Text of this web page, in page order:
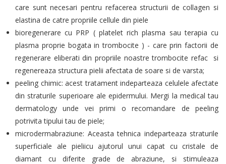
care sunt necesari pentru refacerea structurii de collagen si
elastina de catre propriile cellule din piele
bioregenerare cu PRP ( platelet rich plasma sau terapia cu
plasma proprie bogata in trombocite ) - care prin factorii de
regenerare eliberati din propriile noastre trombocite refac si
regenereaza structura pielii afectata de soare si de varsta;
peeling chimic: acest tratament indeparteaza celulele afectate
din straturile superioare ale epidermului. Mergi la medical tau
dermatology unde vei primi o recomandare de peeling
potrivita tipului tau de piele;
microdermabraziune: Aceasta tehnica indeparteaza straturile
superficiale ale pieliicu ajutorul unui capat cu cristale de
diamant cu diferite grade de abraziune, si stimuleaza